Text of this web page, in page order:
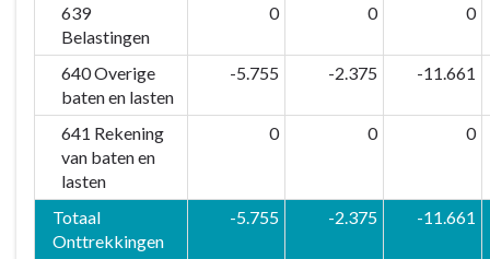
639
Belastingen
0 0 0
640 Overige
baten en lasten
-5.755 -2.375 -11.661
641 Rekening
van baten en
lasten
0 0 0
Totaal
Onttrekkingen
-5.755 -2.375 -11.661